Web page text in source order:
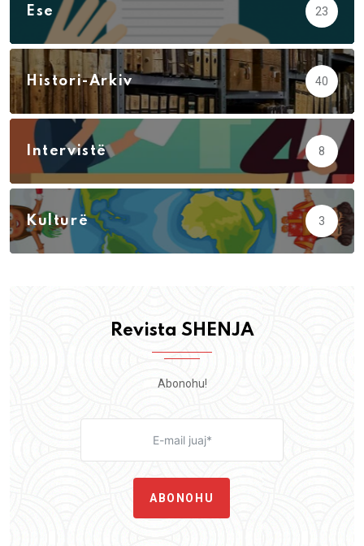
Ese 23
Histori-Arkiv 40
Intervistë 8
Kulturë 3
Revista SHENJA
Abonohu!
ABONOHU